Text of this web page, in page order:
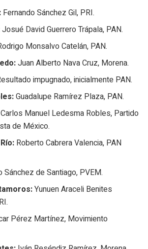
Fernando Sánchez Gil, PRI.
Josué David Guerrero Trápala, PAN.
Monsalvo Catelán, PAN.
Juan Alberto Nava Cruz, Morena.
impugnado, inicialmente PAN.
Guadalupe Ramírez Plaza, PAN.
Carlos Manuel Ledesma Robles, Partido
de México.
Roberto Cabrera Valencia, PAN
Sánchez de Santiago, PVEM.
Yunuen Araceli Benites
Pérez Martínez, Movimiento